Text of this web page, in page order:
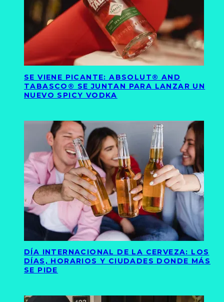
SE VIENE PICANTE: ABSOLUT® AND
TABASCO® SE JUNTAN PARA LANZAR UN
NUEVO SPICY VODKA
DÍA INTERNACIONAL DE LA CERVEZA: LOS
DÍAS, HORARIOS Y CIUDADES DONDE MÁS
SE PIDE